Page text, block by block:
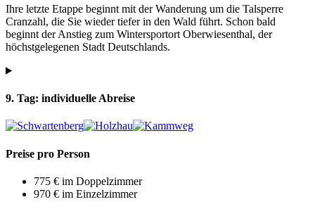
Ihre letzte Etappe beginnt mit der Wanderung um die Talsperre
Cranzahl, die Sie wieder tiefer in den Wald führt. Schon bald
beginnt der Anstieg zum Wintersportort Oberwiesenthal, der
höchstgelegenen Stadt Deutschlands.
9. Tag: individuelle Abreise
Preise pro Person
775 € im Doppelzimmer
970 € im Einzelzimmer